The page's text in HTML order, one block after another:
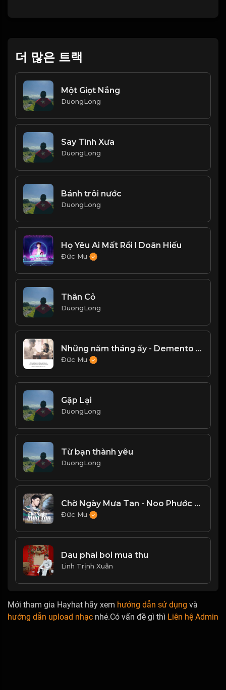
더 많은 트랙
Một Giọt Nắng
DuongLong
Say Tình Xưa
DuongLong
Bánh trôi nước
DuongLong
Họ Yêu Ai Mất Rồi l Doãn Hiếu
Đức Mu
Thân Cỏ
DuongLong
Những năm tháng ấy - Demento Lê
Đức Mu
Gặp Lại
DuongLong
Từ bạn thành yêu
DuongLong
Chờ Ngày Mưa Tan - Noo Phước Thịnh, Tonny Việt
Đức Mu
Dau phai boi mua thu
Linh Trịnh Xuân
Mới tham gia Hayhat hãy xem hướng dẫn sử dụng và
hướng dẫn upload nhạc nhé.Có vấn đề gì thì Liên hệ Admin